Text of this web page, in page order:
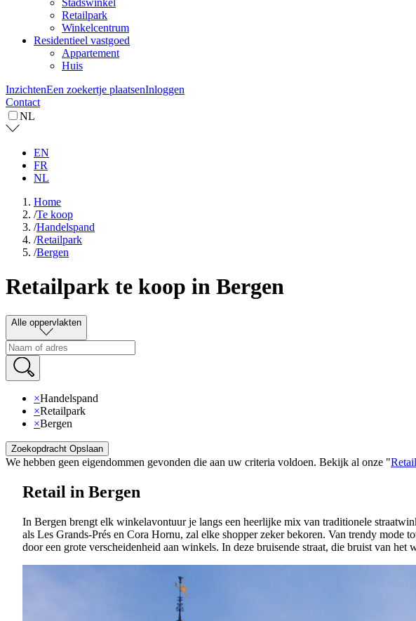
Retailpark
Winkelcentrum
Residentieel vastgoed
Appartement
Huis
InzichtenEen zoekertje plaatsenInloggen
Contact
NL
EN
FR
NL
Home
/Te koop
/Handelspand
/Retailpark
/Bergen
Retailpark te koop in Bergen
Alle oppervlakten
×Handelspand
×Retailpark
×Bergen
Zoekopdracht Opslaan
We hebben geen eigendommen gevonden die aan uw criteria voldoen. Bekijk al onze "
Retail in Bergen
In Bergen brengt elk winkelavontuur je langs een heerlijke mix van traditionele
als Les Grands-Prés en Cora Hornu, zal elke shopper zeker bekoren. Van trendy
door een grote verscheidenheid aan winkels. In deze bruisende straat, die bruist van